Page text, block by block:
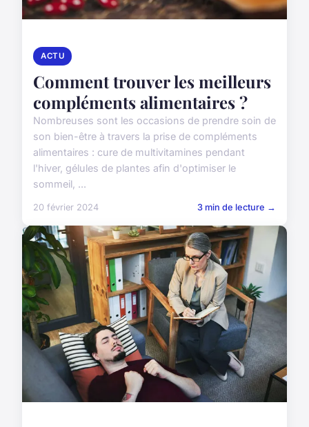
ACTU
Comment trouver les meilleurs
compléments alimentaires ?
Nombreuses sont les occasions de prendre soin de
son bien-être à travers la prise de compléments
alimentaires : cure de multivitamines pendant
l'hiver, gélules de plantes afin d'optimiser le
sommeil, ...
20 février 2024 3 min de lecture →